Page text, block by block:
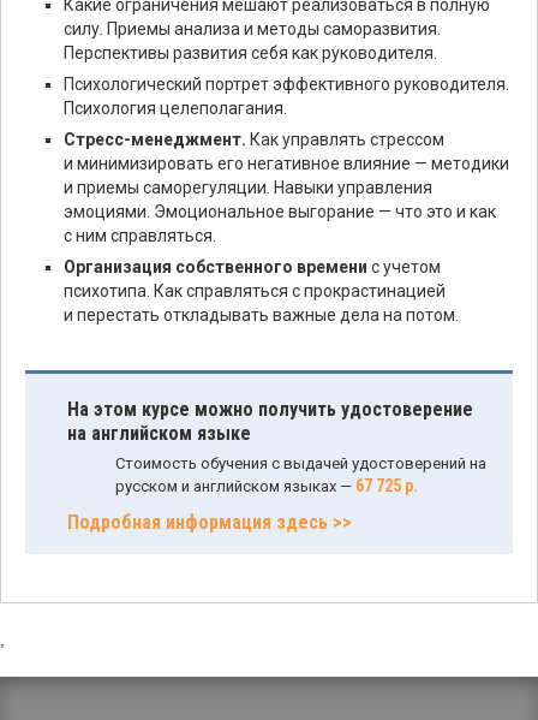
Какие ограничения мешают реализоваться в полную
силу. Приемы анализа и методы саморазвития.
Перспективы развития себя как руководителя.
Психологический портрет эффективного руководителя.
Психология целеполагания.
Стресс-менеджмент. Как управлять стрессом
и минимизировать его негативное влияние — методики
и приемы саморегуляции. Навыки управления
эмоциями. Эмоциональное выгорание — что это и как
с ним справляться.
Организация собственного времени с учетом
психотипа. Как справляться с прокрастинацией
и перестать откладывать важные дела на потом.
На этом курсе можно получить удостоверение
на английском языке
Стоимость обучения с выдачей удостоверений на
русском и английском языках — 67 725 р.
Подробная информация здесь >>